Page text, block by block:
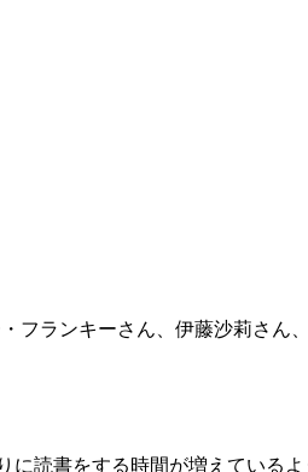
ランキーさん、伊藤沙莉さん
読書をする時間が増えている